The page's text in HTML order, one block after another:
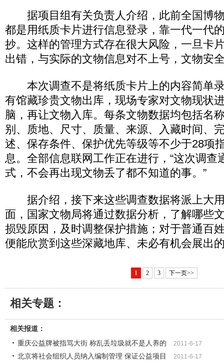
据项目组有关负责人介绍，此前全国博
都是用纸质卡片进行信息登录，靠一代一代
抄。这样的管理方式存在很大风险，一旦卡
出错，与实际的文物信息对不上号，文物安
本次调查不是将纸质卡片上的内容简单
有馆藏珍贵文物出库，现场专家对文物现状
脑，再让文物入库。每条文物数据均包括名
别、质地、尺寸、质量、来源、入藏时间、
述、保存条件、保护优先等级等不少于28项
息。全部信息联网工作正在进行，“这次调查
式，不会再出现文物丢了都不知道的事。”
据介绍，接下来这些调查数据将派上大
面，国家文物局将通过数据分析，了解哪些
损毁原因，及时调整保护措施；对于普通百
便能欣赏到这些深藏地库、未必有机会展出
1 2 3 下一页>>
相关专题：
相关报道：
重庆公益牌被指骂大街 称乱丢垃圾就不是人养的
2011-6-17
北京将社会组织人员纳入编制管理 保证公益项目 2011-6-17